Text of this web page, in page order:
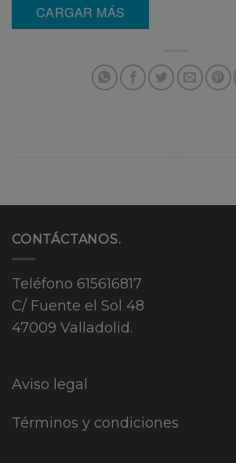
CARGAR MÁS
CONTÁCTANOS.
Teléfono 615616817
C/ Fuente el Sol 48
47009 Valladolid.
Aviso legal
Términos y condiciones